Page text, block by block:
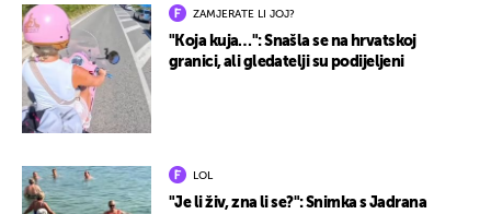
ZAMJERATE LI JOJ?
"Koja kuja…": Snašla se na hrvatskoj
granici, ali gledatelji su podijeljeni
LOL
"Je li živ, zna li se?": Snimka s Jadrana